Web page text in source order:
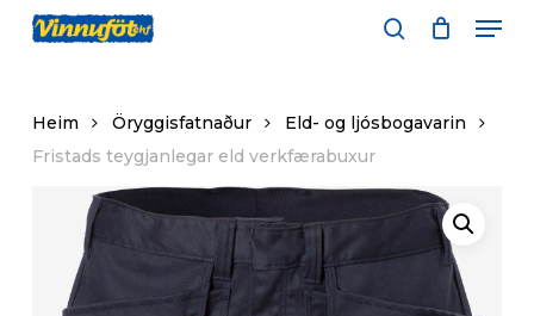
Skip
Heim Öryggisfatnaður
Eld- og ljósbogavarin
Fristads teygjanlegar eld verkfærabuxur